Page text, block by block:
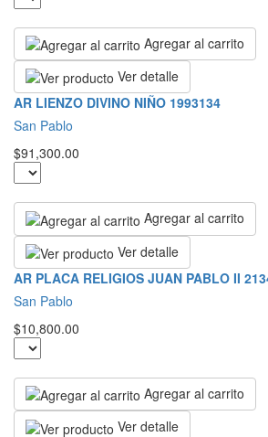
Agregar al carrito
Ver detalle
AR LIENZO DIVINO NIÑO 1993134
San Pablo
$91,300.00
Agregar al carrito
Ver detalle
AR PLACA RELIGIOS JUAN PABLO II
San Pablo
$10,800.00
Agregar al carrito
Ver detalle